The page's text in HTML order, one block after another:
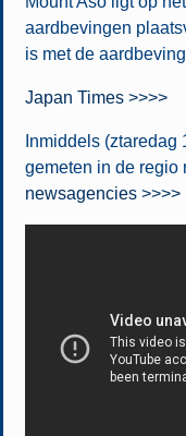
aardbevingen
is met de
Japan Times >>>>
Inmiddels
gemeten in de regio
newsagencies >>>>